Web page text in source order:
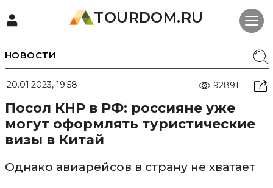
TOURDOM.RU
НОВОСТИ
20.01.2023, 19:58 92891
Посол КНР в РФ: россияне уже
могут оформлять туристические
визы в Китай
Однако авиарейсов в страну не хватает